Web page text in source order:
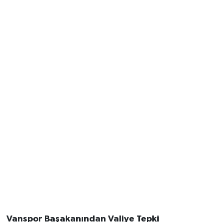
Vanspor Başakanından Valiye Tepki